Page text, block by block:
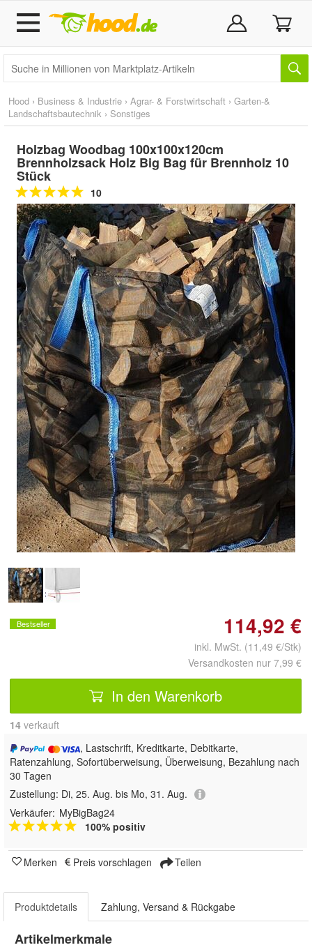
Hood › Business & Industrie › Agrar- & Forstwirtschaft › Garten-&
Landschaftsbautechnik › Sonstiges
Holzbag Woodbag 100x100x120cm
Brennholzsack Holz Big Bag für Brennholz 10
Stück
10
Doppelt antippen zum
vergrößern
Bestseller 114,92 €
inkl. MwSt. (11,49 €/Stk)
Versandkosten nur 7,99 €
In den Warenkorb
14 verkauft
, Lastschrift, Kreditkarte, Debitkarte,
Ratenzahlung, Sofortüberweisung, Überweisung, Bezahlung nach
30 Tagen
Zustellung: Di, 25. Aug. bis Mo, 31. Aug.
Verkäufer: MyBigBag24
100% positiv
Merken Preis vorschlagen Teilen
Produktdetails Zahlung, Versand & Rückgabe
Artikelmerkmale